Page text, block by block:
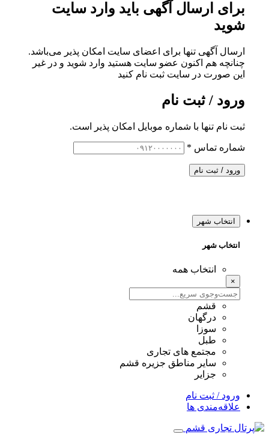
برای ارسال آگهی باید وارد سایت
شوید
ارسال آگهی تنها برای اعضای سایت امکان پذیر می‌باشد.
چنانچه هم‌ اکنون عضو سایت هستید وارد شوید و در غیر
این صورت در سایت ثبت نام کنید
ورود / ثبت نام
ثبت نام تنها با شماره موبایل امکان پذیر است.
شماره تماس *
ورود / ثبت نام
انتخاب شهر
انتخاب شهر
انتخاب همه
×
قشم
درگهان
سوزا
طبل
مجتمع های تجاری
سایر مناطق جزیره قشم
جزایر
ورود / ثبت نام
علاقه‌مندی ها